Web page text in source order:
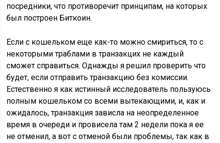
посредники, что противоречит принципам, на которых
был построен Биткоин.
Если с кошельком еще как-то можно смириться, то с
некоторыми траблами в транзакцих не каждый
сможет справиться. Однажды я решил проверить что
будет, если отправить транзакцию без комиссии.
Естественно я как истинный исследователь пользуюсь
полным кошельком со всеми вытекающими, и, как и
ожидалось, транзакция зависла на неопределенное
время в очереди и провисела там 2 недели пока я ее
не отменил, а вот с отменой были проблемы, так как в